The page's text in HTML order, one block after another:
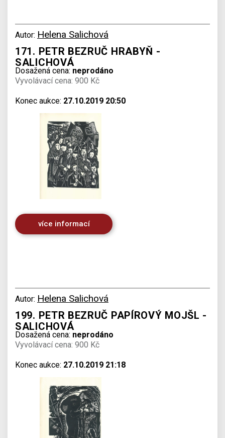
Autor: Helena Salichová
171. PETR BEZRUČ HRABYŇ -
SALICHOVÁ
Dosažená cena: neprodáno
Vyvolávací cena: 900 Kč
Konec aukce: 27.10.2019 20:50
více informací
Autor: Helena Salichová
199. PETR BEZRUČ PAPÍROVÝ MOJŠL -
SALICHOVÁ
Dosažená cena: neprodáno
Vyvolávací cena: 900 Kč
Konec aukce: 27.10.2019 21:18